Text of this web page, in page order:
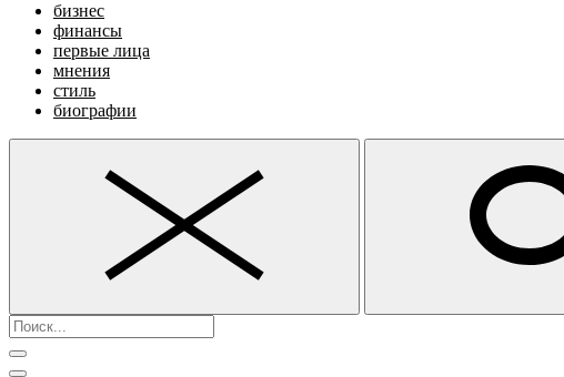
бизнес
финансы
первые лица
мнения
стиль
биографии